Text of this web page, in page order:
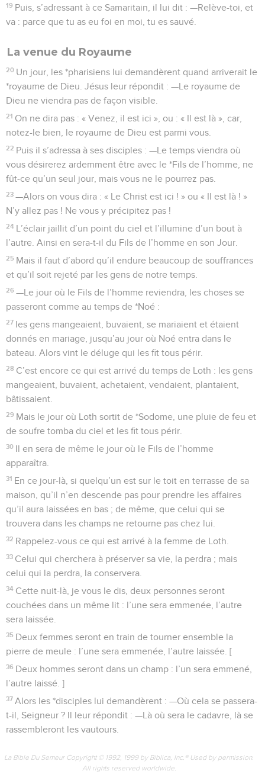
19 Puis, s’adressant à ce Samaritain, il lui dit : —Relève-toi, et
va : parce que tu as eu foi en moi, tu es sauvé.
La venue du Royaume
20 Un jour, les *pharisiens lui demandèrent quand arriverait le
*royaume de Dieu. Jésus leur répondit : —Le royaume de
Dieu ne viendra pas de façon visible.
21 On ne dira pas : « Venez, il est ici », ou : « Il est là », car,
notez-le bien, le royaume de Dieu est parmi vous.
22 Puis il s’adressa à ses disciples : —Le temps viendra où
vous désirerez ardemment être avec le *Fils de l’homme, ne
fût-ce qu’un seul jour, mais vous ne le pourrez pas.
23 —Alors on vous dira : « Le Christ est ici ! » ou « Il est là ! »
N’y allez pas ! Ne vous y précipitez pas !
24 L’éclair jaillit d’un point du ciel et l’illumine d’un bout à
l’autre. Ainsi en sera-t-il du Fils de l’homme en son Jour.
25 Mais il faut d’abord qu’il endure beaucoup de souffrances
et qu’il soit rejeté par les gens de notre temps.
26 —Le jour où le Fils de l’homme reviendra, les choses se
passeront comme au temps de *Noé :
27 les gens mangeaient, buvaient, se mariaient et étaient
donnés en mariage, jusqu’au jour où Noé entra dans le
bateau. Alors vint le déluge qui les fit tous périr.
28 C’est encore ce qui est arrivé du temps de Loth : les gens
mangeaient, buvaient, achetaient, vendaient, plantaient,
bâtissaient.
29 Mais le jour où Loth sortit de *Sodome, une pluie de feu et
de soufre tomba du ciel et les fit tous périr.
30 Il en sera de même le jour où le Fils de l’homme
apparaîtra.
31 En ce jour-là, si quelqu’un est sur le toit en terrasse de sa
maison, qu’il n’en descende pas pour prendre les affaires
qu’il aura laissées en bas ; de même, que celui qui se
trouvera dans les champs ne retourne pas chez lui.
32 Rappelez-vous ce qui est arrivé à la femme de Loth.
33 Celui qui cherchera à préserver sa vie, la perdra ; mais
celui qui la perdra, la conservera.
34 Cette nuit-là, je vous le dis, deux personnes seront
couchées dans un même lit : l’une sera emmenée, l’autre
sera laissée.
35 Deux femmes seront en train de tourner ensemble la
pierre de meule : l’une sera emmenée, l’autre laissée. [
36 Deux hommes seront dans un champ : l’un sera emmené,
l’autre laissé. ]
37 Alors les *disciples lui demandèrent : —Où cela se passera-
t-il, Seigneur ? Il leur répondit : —Là où sera le cadavre, là se
rassembleront les vautours.
La Bible Du Semeur Copyright © 1992, 1999 by Biblica, Inc.® Used by permission.
All rights reserved worldwide.